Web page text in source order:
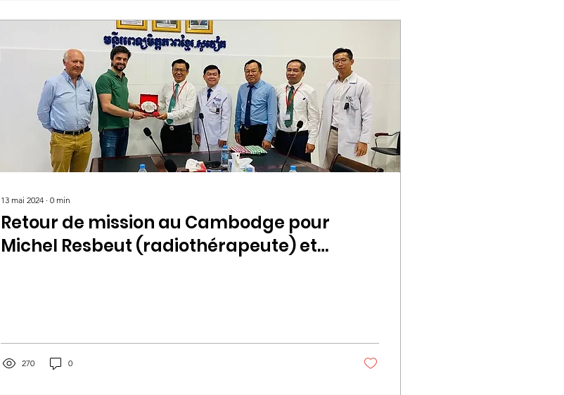
13 mai 2024 ∙ 0 min
Retour de mission au Cambodge pour
Michel Resbeut (radiothérapeute) et
270 0